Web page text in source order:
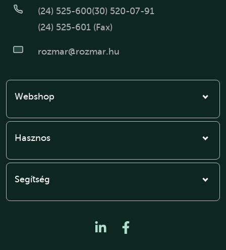
(24) 525-600(30) 520-07-91
(24) 525-601 (Fax)
rozmar@rozmar.hu
Webshop
Hasznos
Segítség